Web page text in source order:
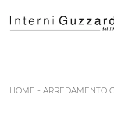
HOME - ARREDAMENTO